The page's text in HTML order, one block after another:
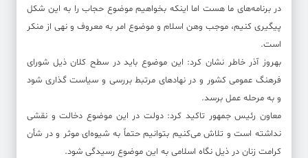
در برنامه‌های ما هست اما اینکه بخواهیم موضوع حجاب را به این شکل
پیگیری کنیم، موجب وهن اسلام و موضوع امر به معروف و نهی از منکر
است.
بهروز آذر خاطر نشان کرد: این موضوع باید در سطح کلان ذیل شورای
فرهنگ عمومی کشور و در نهادهای مرتبط بررسی و سیاست گذاری شود
و به مرحله عمل برسد.
معاون رئیس جمهور تاکید کرد: دولت در این موضوع دخالت و نقشی
نداشته است و تلاش می‌کنیم بتوانیم حتماً به شیوه‌ای موثر و در شأن
کرامت زنان در ذیل نگاه اسلامی به این موضوع رسیدگی شود.